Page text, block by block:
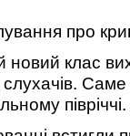
про
клас
півріччі.